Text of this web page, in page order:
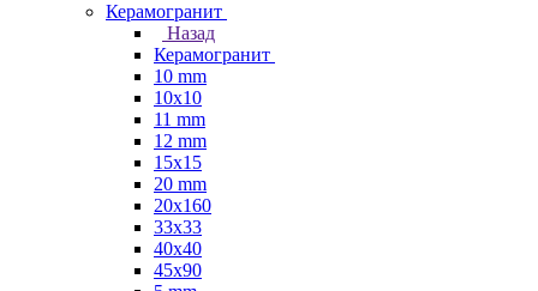
Керамогранит
Назад
Керамогранит
10 mm
10x10
11 mm
12 mm
15x15
20 mm
20х160
33x33
40х40
45x90